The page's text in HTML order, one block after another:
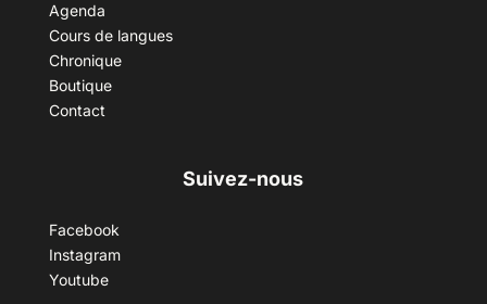
Agenda
Cours de langues
Chronique
Boutique
Contact
Suivez-nous
Facebook
Instagram
Youtube